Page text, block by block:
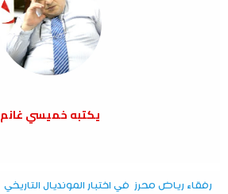
يكتبه خميسي غانم
رفقاء رياض محرز في اختبار المونديال التاريخي